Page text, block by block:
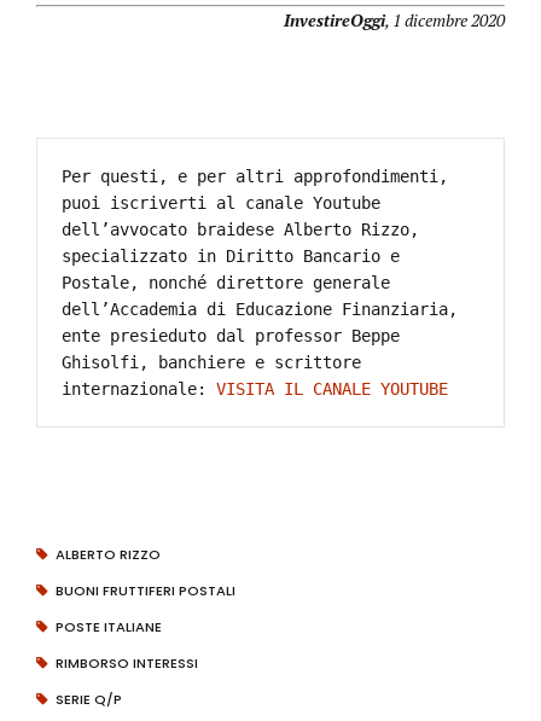
InvestireOggi, 1 dicembre 2020
Per questi, e per altri approfondimenti,
puoi iscriverti al canale Youtube
dell’avvocato braidese Alberto Rizzo,
specializzato in Diritto Bancario e
Postale, nonché direttore generale
dell’Accademia di Educazione Finanziaria,
ente presieduto dal professor Beppe
Ghisolfi, banchiere e scrittore
internazionale: VISITA IL CANALE YOUTUBE
ALBERTO RIZZO
BUONI FRUTTIFERI POSTALI
POSTE ITALIANE
RIMBORSO INTERESSI
SERIE Q/P